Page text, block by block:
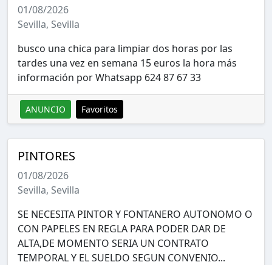
01/08/2026
Sevilla, Sevilla
busco una chica para limpiar dos horas por las
tardes una vez en semana 15 euros la hora más
información por Whatsapp 624 87 67 33
ANUNCIO Favoritos
PINTORES
01/08/2026
Sevilla, Sevilla
SE NECESITA PINTOR Y FONTANERO AUTONOMO O
CON PAPELES EN REGLA PARA PODER DAR DE
ALTA,DE MOMENTO SERIA UN CONTRATO
TEMPORAL Y EL SUELDO SEGUN CONVENIO...